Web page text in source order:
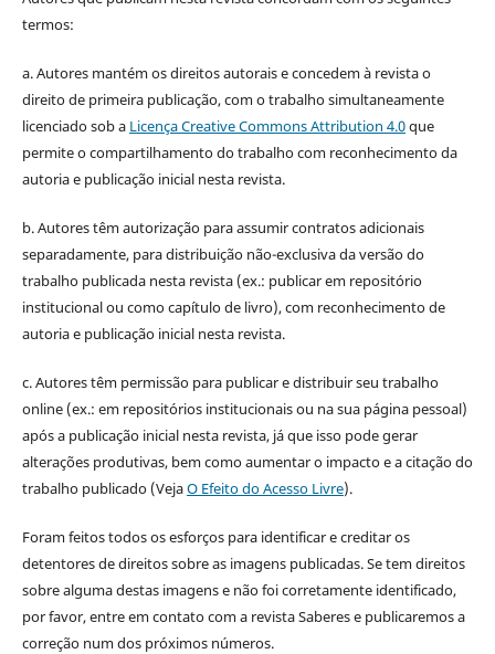
termos:
a. Autores mantém os direitos autorais e concedem à revista o
direito de primeira publicação, com o trabalho simultaneamente
licenciado sob a Licença Creative Commons Attribution 4.0que
permite o compartilhamento do trabalho com reconhecimento da
autoria e publicação inicial nesta revista.
b. Autores têm autorização para assumir contratos adicionais
separadamente, para distribuição não-exclusiva da versão do
trabalho publicada nesta revista (ex.: publicar em repositório
institucional ou como capítulo de livro), com reconhecimento de
autoria e publicação inicial nesta revista.
c. Autores têm permissão para publicar e distribuir seu trabalho
online (ex.: em repositórios institucionais ou na sua página pessoal)
após a publicação inicial nesta revista, já que isso pode gerar
alterações produtivas, bem como aumentar o impacto e a citação do
trabalho publicado (VejaO Efeito do Acesso Livre).
Foram feitos todos os esforços para identificar e creditar os
detentores de direitos sobre as imagens publicadas. Se tem direitos
sobre alguma destas imagens e não foi corretamente identificado,
por favor, entre em contato com a revista Saberes e publicaremos a
correção num dos próximos números.